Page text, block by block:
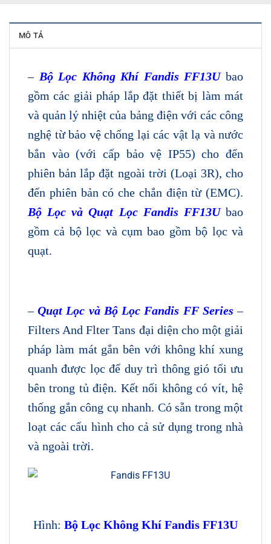
MÔ TẢ
– Bộ Lọc Không Khí Fandis FF13Ubao
gồm các giải pháp lắp đặt thiết bị làm mát
và quản lý nhiệt của bảng điện với các công
nghệ từ bảo vệ chống lại các vật lạ và nước
bắn vào (với cấp bảo vệ IP55) cho đến
phiên bản lắp đặt ngoài trời (Loại 3R), cho
đến phiên bản có che chắn điện từ (EMC).
Bộ Lọc và Quạt Lọc Fandis FF13Ubao
gồm cả bộ lọc và cụm bao gồm bộ lọc và
quạt.
–Quạt Lọc và Bộ Lọc Fandis FF Series –
Filters And Flter Tans đại diện cho một giải
pháp làm mát gắn bên với không khí xung
quanh được lọc để duy trì thông gió tối ưu
bên trong tủ điện. Kết nối không có vít, hệ
thống gắn công cụ nhanh. Có sẵn trong một
loạt các cấu hình cho cả sử dụng trong nhà
và ngoài trời.
Hình: Bộ Lọc Không Khí Fandis FF13U